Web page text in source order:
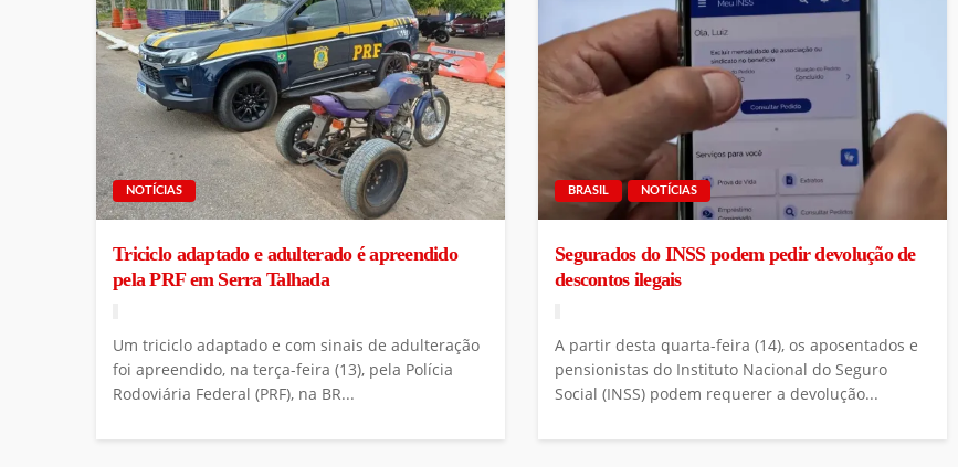
NOTÍCIAS
Triciclo adaptado e adulterado é apreendido
pela PRF em Serra Talhada
Um triciclo adaptado e com sinais de adulteração
foi apreendido, na terça-feira (13), pela Polícia
Rodoviária Federal (PRF), na BR...
BRASIL NOTÍCIAS
Segurados do INSS podem pedir devolução de
descontos ilegais
A partir desta quarta-feira (14), os aposentados e
pensionistas do Instituto Nacional do Seguro
Social (INSS) podem requerer a devolução...